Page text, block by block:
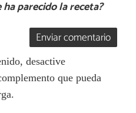
ha parecido la receta?
Enviar comentario
desactive
que pueda